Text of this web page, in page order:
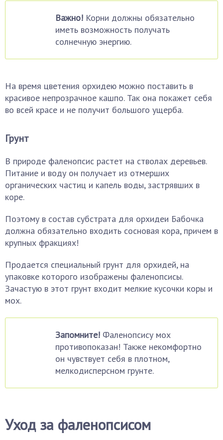
Важно! Корни должны обязательно
иметь возможность получать
солнечную энергию.
На время цветения орхидею можно поставить в
красивое непрозрачное кашпо. Так она покажет себя
во всей красе и не получит большого ущерба.
Грунт
В природе фаленопсис растет на стволах деревьев.
Питание и воду он получает из отмерших
органических частиц и капель воды, застрявших в
коре.
Поэтому в состав субстрата для орхидеи Бабочка
должна обязательно входить сосновая кора, причем в
крупных фракциях!
Продается специальный грунт для орхидей, на
упаковке которого изображены фаленопсисы.
Зачастую в этот грунт входит мелкие кусочки коры и
мох.
Запомните! Фаленопсису мох
противопоказан! Также некомфортно
он чувствует себя в плотном,
мелкодисперсном грунте.
Уход за фаленопсисом